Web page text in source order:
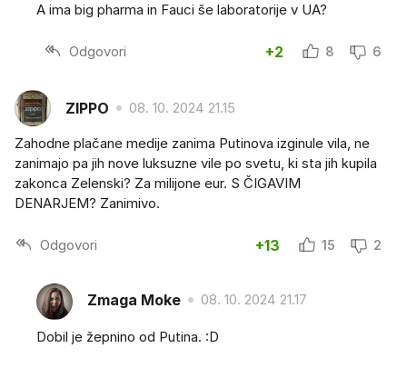
A ima big pharma in Fauci še laboratorije v UA?
Odgovori +2 8 6
ZIPPO 08. 10. 2024 21.15
Zahodne plačane medije zanima Putinova izginule vila, ne
zanimajo pa jih nove luksuzne vile po svetu, ki sta jih kupila
zakonca Zelenski? Za milijone eur. S ČIGAVIM
DENARJEM? Zanimivo.
Odgovori +13 15 2
Zmaga Moke 08. 10. 2024 21.17
Dobil je žepnino od Putina. :D